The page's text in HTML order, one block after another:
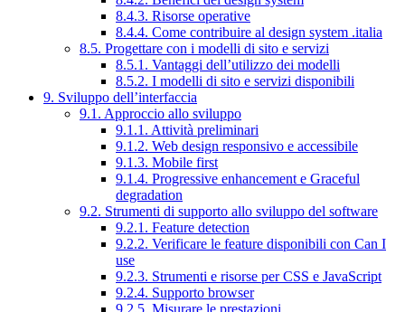
8.4.3. Risorse operative
8.4.4. Come contribuire al design system .italia
8.5. Progettare con i modelli di sito e servizi
8.5.1. Vantaggi dell’utilizzo dei modelli
8.5.2. I modelli di sito e servizi disponibili
9. Sviluppo dell’interfaccia
9.1. Approccio allo sviluppo
9.1.1. Attività preliminari
9.1.2. Web design responsivo e accessibile
9.1.3. Mobile first
9.1.4. Progressive enhancement e Graceful
degradation
9.2. Strumenti di supporto allo sviluppo del software
9.2.1. Feature detection
9.2.2. Verificare le feature disponibili con Can I
use
9.2.3. Strumenti e risorse per CSS e JavaScript
9.2.4. Supporto browser
9.2.5. Misurare le prestazioni